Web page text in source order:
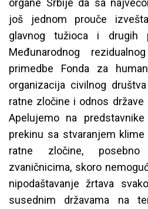
organe Srbije da sa
još jednom prouče
glavnog tužioca i drugih
Međunarodnog
primedbe Fonda za
organizacija civilnog
ratne zločine i odnos
Apelujemo na
prekinu sa stvaranjem
ratne zločine, posebno
zvaničnicima, skoro
nipodaštavanje žrtava
susednim državama na